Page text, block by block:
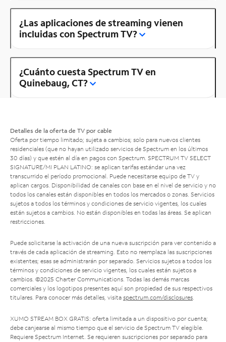
¿Las aplicaciones de streaming vienen
incluidas con Spectrum TV?
¿Cuánto cuesta Spectrum TV en
Quinebaug, CT?
Detalles de la oferta de TV por cable
Oferta por tiempo limitado; sujeta a cambios; solo para nuevos clientes
residenciales (que no hayan utilizado servicios de Spectrum en los últimos
30 días) y que estén al día en pagos con Spectrum. SPECTRUM TV SELECT
SIGNATURE/MI PLAN LATINO: se aplican tarifas estándar una vez
transcurrido el período promocional. Puede necesitarse equipo de TV y
aplican cargos. Disponibilidad de canales con base en el nivel de servicio y no
todos los canales están disponibles en todos los mercados o zonas. Servicios
sujetos a todos los términos y condiciones de servicio vigentes, los cuales
están sujetos a cambios. No están disponibles en todas las áreas. Se aplican
restricciones.
Puede solicitarse la activación de una nueva suscripción para ver contenido a
través de cada aplicación de streaming. Esto no reemplaza las suscripciones
existentes; esas se administrarán por separado. Servicios sujetos a todos los
términos y condiciones de servicio vigentes, los cuales están sujetos a
cambios. ©2025 Charter Communications. Todas las demás marcas
comerciales y los logotipos presentes aquí son propiedad de sus respectivos
titulares. Para conocer más detalles, visita spectrum.com/disclosures.
XUMO STREAM BOX GRATIS: oferta limitada a un dispositivo por cuenta;
debe canjearse al mismo tiempo que el servicio de Spectrum TV elegible.
Requiere Spectrum Internet. Se requieren suscripciones por separado para